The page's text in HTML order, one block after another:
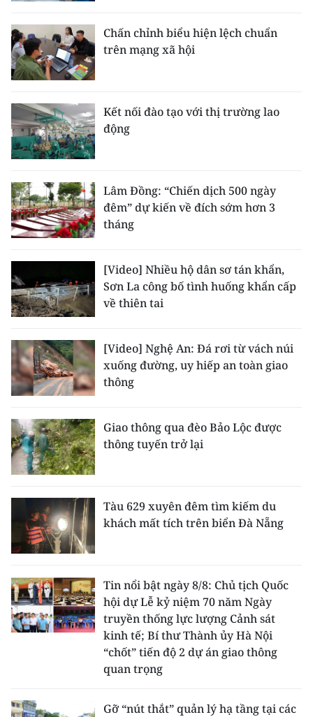
Chấn chỉnh biểu hiện lệch chuẩn
trên mạng xã hội
Kết nối đào tạo với thị trường lao
động
Lâm Đồng: “Chiến dịch 500 ngày
đêm” dự kiến về đích sớm hơn 3
tháng
[Video] Nhiều hộ dân sơ tán khẩn,
Sơn La công bố tình huống khẩn cấp
về thiên tai
[Video] Nghệ An: Đá rơi từ vách núi
xuống đường, uy hiếp an toàn giao
thông
Giao thông qua đèo Bảo Lộc được
thông tuyến trở lại
Tàu 629 xuyên đêm tìm kiếm du
khách mất tích trên biển Đà Nẵng
Tin nổi bật ngày 8/8: Chủ tịch Quốc
hội dự Lễ kỷ niệm 70 năm Ngày
truyền thống lực lượng Cảnh sát
kinh tế; Bí thư Thành ủy Hà Nội
“chốt” tiến độ 2 dự án giao thông
quan trọng
Gỡ “nút thắt” quản lý hạ tầng tại các